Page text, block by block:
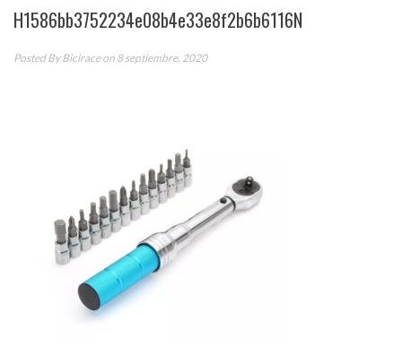
H1586bb3752234e08b4e33e8f2b6b6116N
Posted ByBiciraceon 8 septiembre, 2020